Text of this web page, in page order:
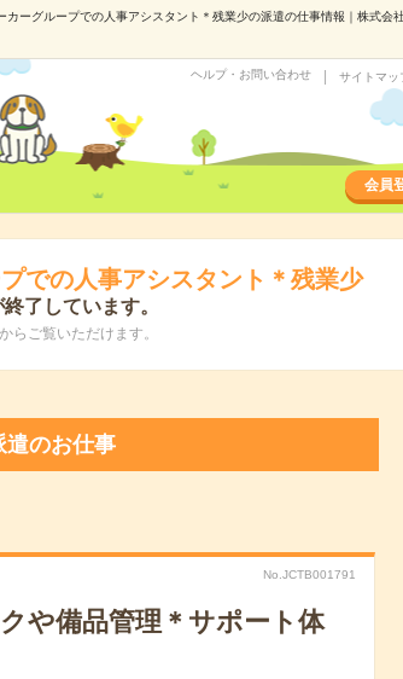
カーグループでの人事アシスタント＊残業少の派遣の仕事情報｜株式会
ヘルプ・お問い合わせ サイトマッ
会員
での人事アシスタント＊残業少
了しています。
らご覧いただけます。
遣のお仕事
No.JCTB001791
や備品管理＊サポート体